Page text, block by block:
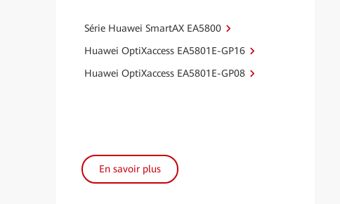
Série Huawei SmartAX EA5800
Huawei OptiXaccess EA5801E-GP16
Huawei OptiXaccess EA5801E-GP08
En savoir plus